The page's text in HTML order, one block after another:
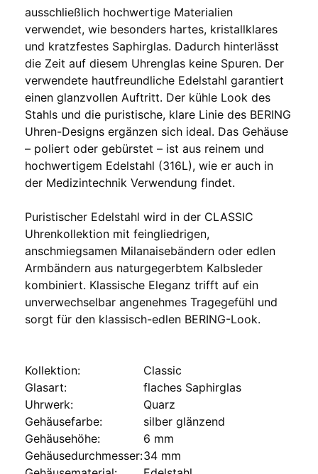
ausschließlich hochwertige Materialien
verwendet, wie besonders hartes, kristallklares
und kratzfestes Saphirglas. Dadurch hinterlässt
die Zeit auf diesem Uhrenglas keine Spuren. Der
verwendete hautfreundliche Edelstahl garantiert
einen glanzvollen Auftritt. Der kühle Look des
Stahls und die puristische, klare Linie des BERING
Uhren-Designs ergänzen sich ideal. Das Gehäuse
– poliert oder gebürstet – ist aus reinem und
hochwertigem Edelstahl (316L), wie er auch in
der Medizintechnik Verwendung findet.
Puristischer Edelstahl wird in der CLASSIC
Uhrenkollektion mit feingliedrigen,
anschmiegsamen Milanaisebändern oder edlen
Armbändern aus naturgegerbtem Kalbsleder
kombiniert. Klassische Eleganz trifft auf ein
unverwechselbar angenehmes Tragegefühl und
sorgt für den klassisch-edlen BERING-Look.
Kollektion:
Classic
Glasart:
flaches Saphirglas
Uhrwerk:
Quarz
Gehäusefarbe:
silber glänzend
Gehäusehöhe:
6 mm
Gehäusedurchmesser:34 mm